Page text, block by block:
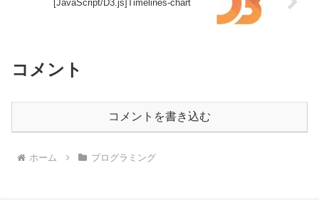
[JavaScript/D3.js]Timelines-chart
コメント
コメントを書き込む
ホーム プログラミング